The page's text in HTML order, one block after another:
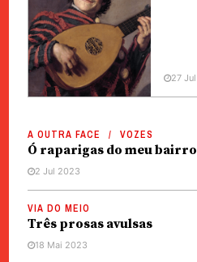
27
A OUTRA FACE VOZES
Ó raparigas do meu
2 Jul 2023
VIA DO MEIO
Três prosas avulsas
18 Mai 2023